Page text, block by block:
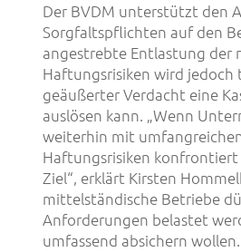
Der BVDM unterstützt den
Sorgfaltspflichten auf den
angestrebte Entlastung der
Haftungsrisiken wird
geäußerter Verdacht eine
auslösen kann. „Wenn
weiterhin mit
Haftungsrisiken
Ziel“, erklärt Kirsten
mittelständische Betriebe
Anforderungen belastet
umfassend absichern